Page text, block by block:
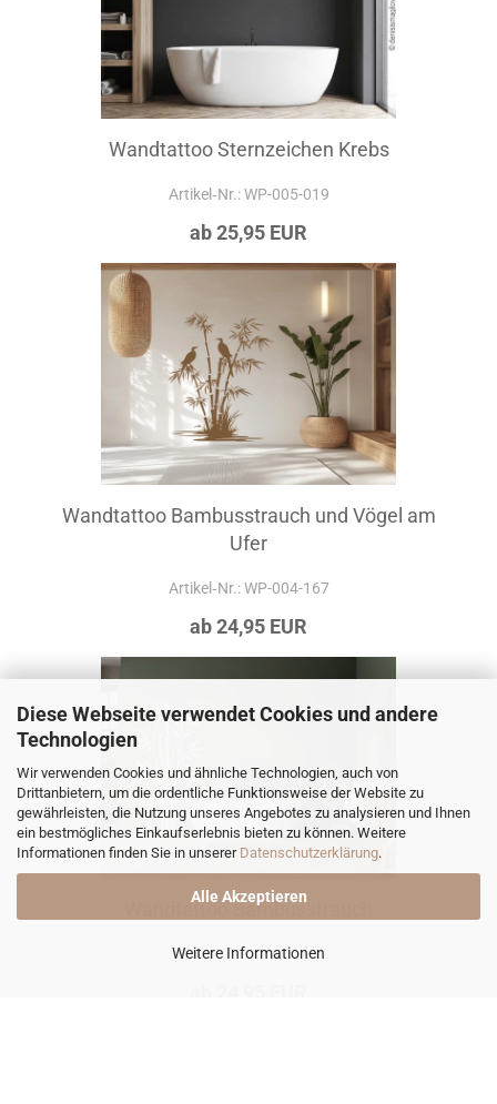
Diese Webseite verwendet Cookies und andere
Technologien
Wir verwenden Cookies und ähnliche Technologien, auch von
Drittanbietern, um die ordentliche Funktionsweise der Website zu
gewährleisten, die Nutzung unseres Angebotes zu analysieren und Ihnen
ein bestmögliches Einkaufserlebnis bieten zu können. Weitere
Informationen finden Sie in unserer Datenschutzerklärung.
Alle Akzeptieren
Weitere Informationen
Wandtattoo Sternzeichen Krebs
Artikel‑Nr.: WP-005-019
ab 25,95 EUR
Wandtattoo Bambusstrauch und Vögel am
Ufer
Artikel‑Nr.: WP-004-167
ab 24,95 EUR
Wandtattoo Bambusstrauch
Artikel‑Nr.: WP-004-163